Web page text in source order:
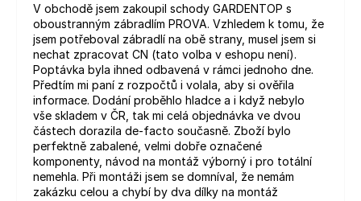
V obchodě jsem zakoupil schody GARDENTOP s
oboustranným zábradlím PROVA. Vzhledem k tomu, že
jsem potřeboval zábradlí na obě strany, musel jsem si
nechat zpracovat CN (tato volba v eshopu není).
Poptávka byla ihned odbavená v rámci jednoho dne.
Předtím mi paní z rozpočtů i volala, aby si ověřila
informace. Dodání proběhlo hladce a i když nebylo
vše skladem v ČR, tak mi celá objednávka ve dvou
částech dorazila de-facto současně. Zboží bylo
perfektně zabalené, velmi dobře označené
komponenty, návod na montáž výborný i pro totální
nemehla. Při montáži jsem se domníval, že nemám
zakázku celou a chybí by dva dílky na montáž